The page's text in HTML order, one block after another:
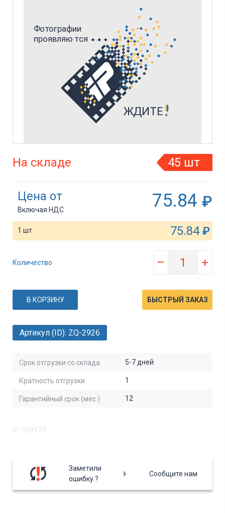
Артикул (ID): ZQ-2926
Срок отгрузки со склада 5-7 дней
Кратность отгрузки 1
Гарантийный срок (мес.) 12
ID: 509177
На складе 45 шт
Цена от
Включая НДС 75.84 ₽
1 шт 75.84 ₽
Количество – +
В КОРЗИНУ БЫСТРЫЙ ЗАКАЗ
Заметили
ошибку ?
Сообщите нам